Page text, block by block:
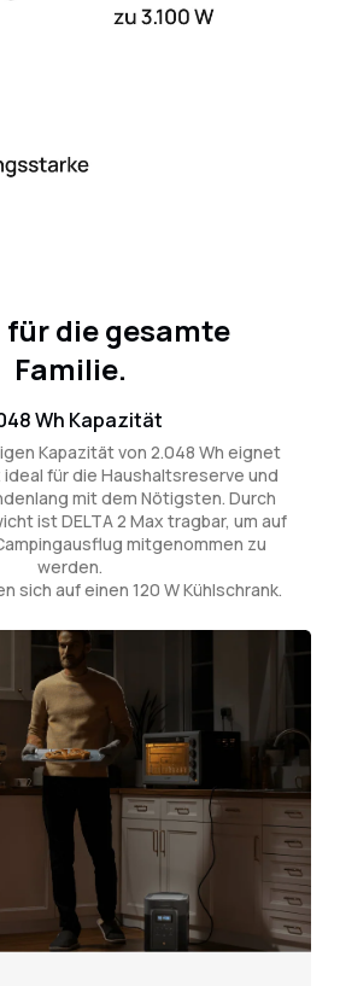
die gesamte
Familie.
Wh Kapazität
Kapazität von 2.048 Wh eignet
ideal für die Haushaltsreserve und
mit dem Nötigsten. Durch
ist DELTA 2 Max tragbar, um auf
mitgenommen zu
werden.
sich auf einen 120 W Kühlschrank.